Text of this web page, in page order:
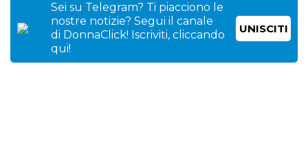
Sei su Telegram? Ti piacciono le
nostre notizie? Segui il canale
di DonnaClick! Iscriviti, cliccando
qui!
UNISCITI